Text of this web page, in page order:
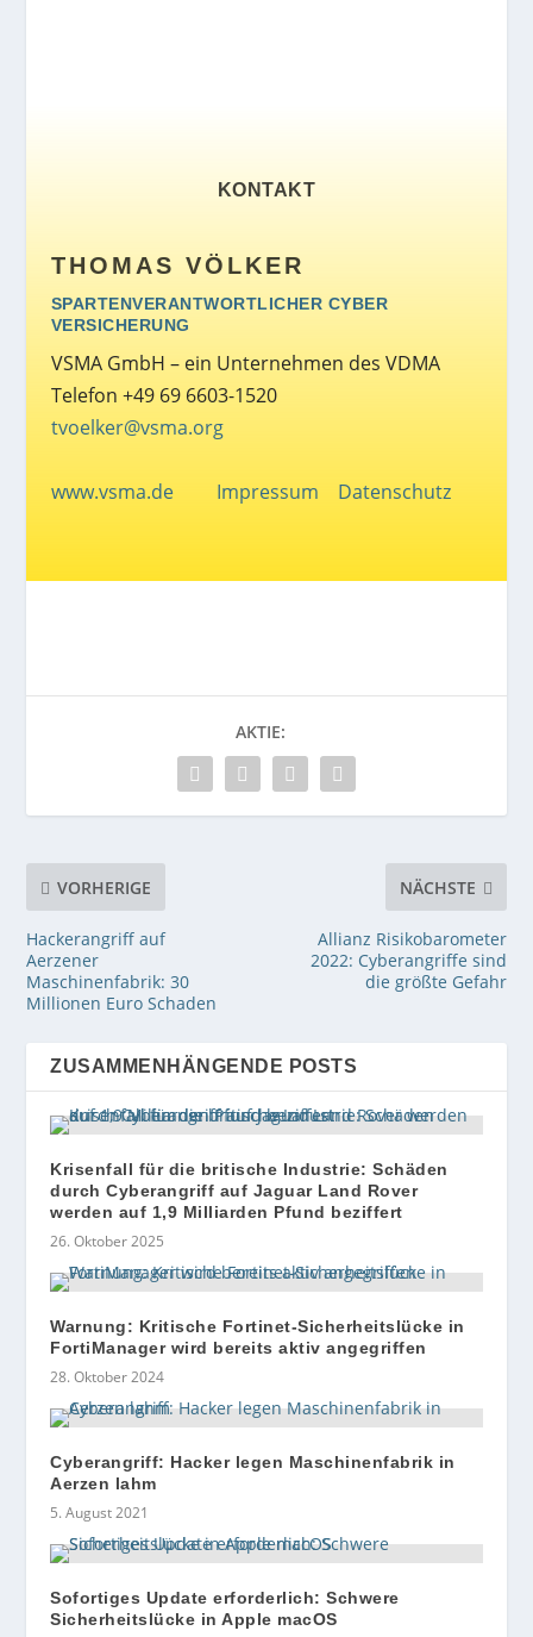
KONTAKT
THOMAS VÖLKER
SPARTENVERANTWORTLICHER CYBER
VERSICHERUNG
VSMA GmbH – ein Unternehmen des VDMA
Telefon +49 69 6603-1520
tvoelker@vsma.org
www.vsma.de Impressum Datenschutz
AKTIE:
VORHERIGE
Hackerangriff auf
Aerzener
Maschinenfabrik: 30
Millionen Euro Schaden
NÄCHSTE
Allianz Risikobarometer
2022: Cyberangriffe sind
die größte Gefahr
ZUSAMMENHÄNGENDE POSTS
Krisenfall für die britische Industrie: Schäden
durch Cyberangriff auf Jaguar Land Rover
werden auf 1,9 Milliarden Pfund beziffert
26. Oktober 2025
Warnung: Kritische Fortinet-Sicherheitslücke in
FortiManager wird bereits aktiv angegriffen
28. Oktober 2024
Cyberangriff: Hacker legen Maschinenfabrik in
Aerzen lahm
5. August 2021
Sofortiges Update erforderlich: Schwere
Sicherheitslücke in Apple macOS